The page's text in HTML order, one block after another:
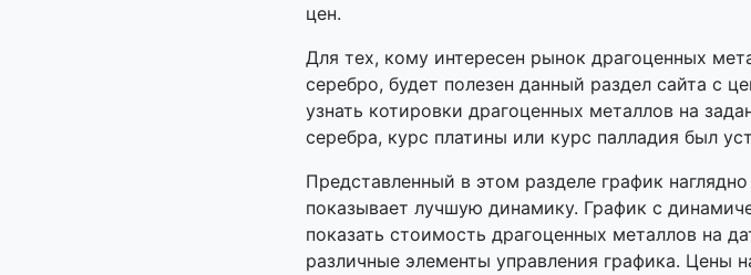
цен.
Для тех, кому интересен рынок драгоценных
серебро, будет полезен данный раздел сайта с
узнать котировки драгоценных металлов на
серебра, курс платины или курс палладия был
Представленный в этом разделе график
показывает лучшую динамику. График с
показать стоимость драгоценных металлов на
различные элементы управления графика. Цены